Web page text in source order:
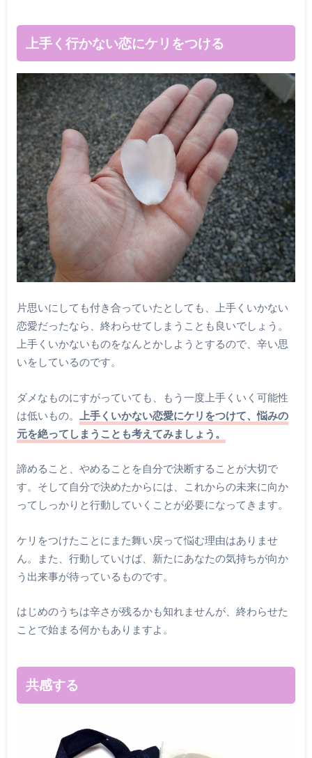
上手く行かない恋にケリをつける
片思いにしても付き合っていたとしても、上手くいかない
恋愛だったなら、終わらせてしまうことも良いでしょう。
上手くいかないものをなんとかしようとするので、辛い思
いをしているのです。
ダメなものにすがっていても、もう一度上手くいく可能性
は低いもの。
上手くいかない恋愛にケリをつけて、悩みの
元を絶ってしまうことも考えてみましょう。
諦めること、やめることを自分で決断することが大切で
す。そして自分で決めたからには、これからの未来に向か
ってしっかりと行動していくことが必要になってきます。
ケリをつけたことにまた舞い戻って悩む理由はありませ
ん。また、行動していけば、新たにあなたの気持ちが向か
う出来事が待っているものです。
はじめのうちは辛さが残るかも知れませんが、終わらせた
ことで始まる何かもありますよ。
共感する